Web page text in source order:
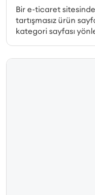
Bir e-ticaret
tartışmasız ürün
kategori sayfası